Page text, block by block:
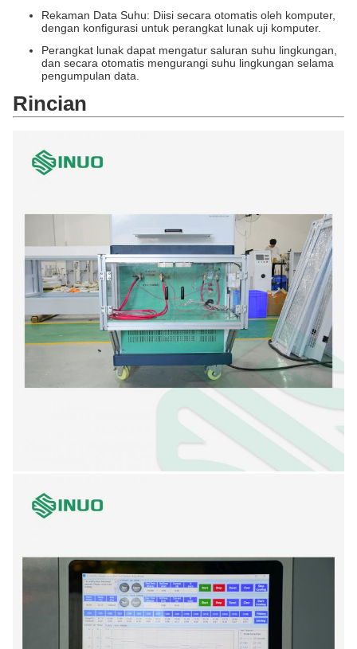
Rekaman Data Suhu: Diisi secara otomatis oleh komputer,
dengan konfigurasi untuk perangkat lunak uji komputer.
Perangkat lunak dapat mengatur saluran suhu lingkungan,
dan secara otomatis mengurangi suhu lingkungan selama
pengumpulan data.
Rincian